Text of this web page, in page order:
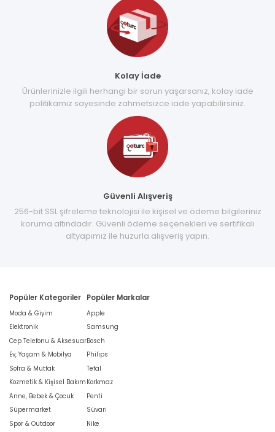
Kolay İade
Ürünlerinizle ilgili herhangi bir sorun yaşarsanız, kolay iade
politikamız sayesinde zahmetsizce iade yapabilirsiniz.
Güvenli Alışveriş
256-bit SSL şifreleme teknolojisi ile kişisel ve ödeme bilgileriniz
koruma altındadır. Güvenli ödeme seçenekleri ve sertifikalı
altyapımız ile huzurla alışveriş yapın.
Popüler Kategoriler
Moda & Giyim
Elektronik
Cep Telefonu & Aksesuar
Ev, Yaşam & Mobilya
Sofra & Mutfak
Kozmetik & Kişisel Bakım
Anne, Bebek & Çocuk
Süpermarket
Spor & Outdoor
Popüler Markalar
Apple
Samsung
Bosch
Philips
Tefal
Korkmaz
Penti
Süvari
Nike